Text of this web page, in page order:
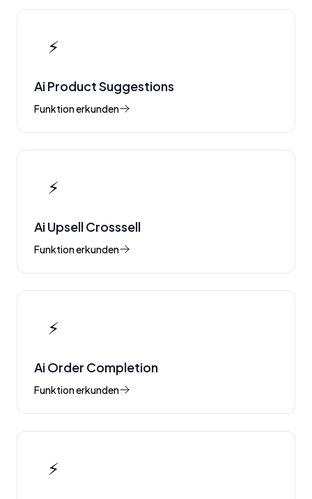
⚡
Ai Product Suggestions
Funktion erkunden
⚡
Ai Upsell Crosssell
Funktion erkunden
⚡
Ai Order Completion
Funktion erkunden
⚡